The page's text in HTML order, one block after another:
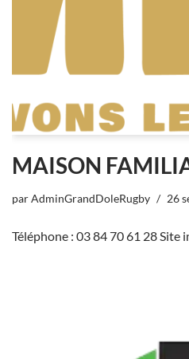
MAISON
parAdminGrandDoleRugby 26
Téléphone : 03 84 70 61 28 Site